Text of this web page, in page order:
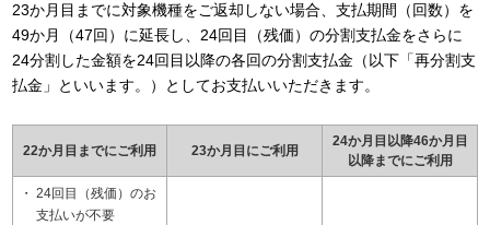
23か月目までに対象機種をご返却しない場合、支払期間（回数）を
49か月（47回）に延長し、24回目（残価）の分割支払金をさらに
24分割した金額を24回目以降の各回の分割支払金（以下「再分割支
払金」といいます。）としてお支払いいただきます。
22か月目までにご利用 23か月目にご利用
24か月目以降46か月目
以降までにご利用
24回目（残価）のお
支払いが不要